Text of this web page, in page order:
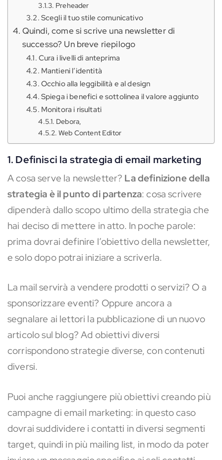
Preheader
Scegli il tuo stile comunicativo
Quindi, come si scrive una newsletter di
successo? Un breve riepilogo
Cura i livelli di anteprima
Mantieni l’identità
Occhio alla leggibilità e al design
Spiega i benefici e sottolinea il valore aggiunto
Monitora i risultati
Debora,
Web Content Editor
1. Definisci la strategia di email marketing
A cosa serve la newsletter? La definizione della
strategia è il punto di partenza: cosa scrivere
dipenderà dallo scopo ultimo della strategia che
hai deciso di mettere in atto. In poche parole:
prima dovrai definire l’obiettivo della newsletter,
e solo dopo potrai iniziare a scriverla.
La mail servirà a vendere prodotti o servizi? O a
sponsorizzare eventi? Oppure ancora a
segnalare ai lettori la pubblicazione di un nuovo
articolo sul blog? Ad obiettivi diversi
corrispondono strategie diverse, con contenuti
diversi.
Puoi anche raggiungere più obiettivi creando più
campagne di email marketing: in questo caso
dovrai suddividere i contatti in diversi segmenti
target, quindi in più mailing list, in modo da poter